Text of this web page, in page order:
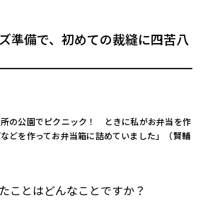
準備で、初めての裁縫に四苦八
所の公園でピクニック！ ときに私がお弁当を作
どを作ってお弁当箱に詰めていました」（賢輔
ことはどんなことですか？